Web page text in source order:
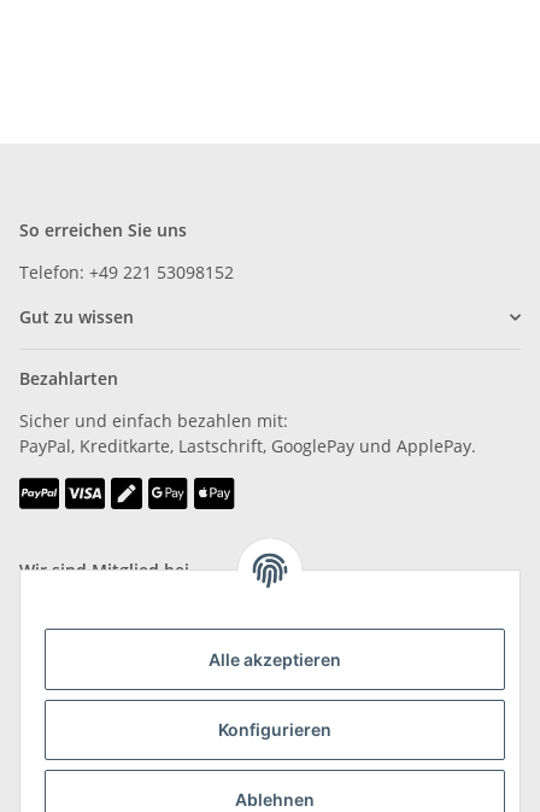
Alle akzeptieren
Konfigurieren
Ablehnen
So erreichen Sie uns
Telefon: +49 221 53098152
Gut zu wissen
Bezahlarten
Sicher und einfach bezahlen mit:
PayPal, Kreditkarte, Lastschrift, GooglePay und ApplePay.
Wir sind Mitglied bei
mehr zu Versand & Retoure